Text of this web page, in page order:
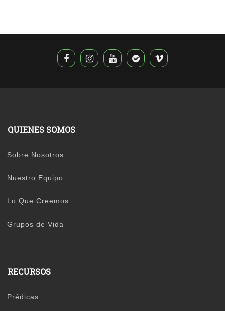
QUIENES SOMOS
Sobre Nosotros
Nuestro Equipo
Lo Que Creemos
Grupos de Vida
RECURSOS
Prédicas